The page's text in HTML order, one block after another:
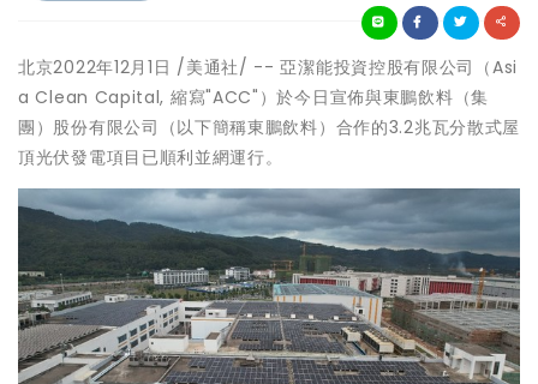
北京2022年12月1日 /美通社/ -- 亞潔能投資控股有限公司（Asi
a Clean Capital, 縮寫"ACC"）於今日宣佈與東鵬飲料（集
團）股份有限公司（以下簡稱東鵬飲料）合作的3.2兆瓦分散式屋
頂光伏發電項目已順利並網運行。